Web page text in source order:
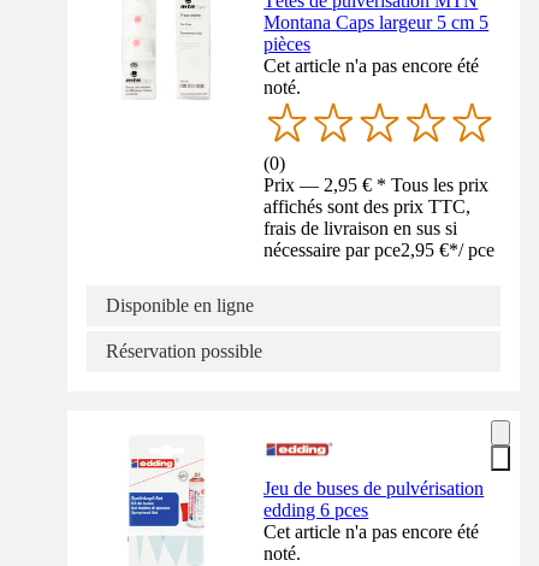
Montana Caps largeur 5 cm 5
pièces
Cet article n'a pas encore été
noté.
(0)
Prix — 2,95 € * Tous les prix
affichés sont des prix TTC,
frais de livraison en sus si
nécessaire par pce2,95 €*/ pce
Disponible en ligne
Réservation possible
Jeu de buses de pulvérisation
edding 6 pces
Cet article n'a pas encore été
noté.